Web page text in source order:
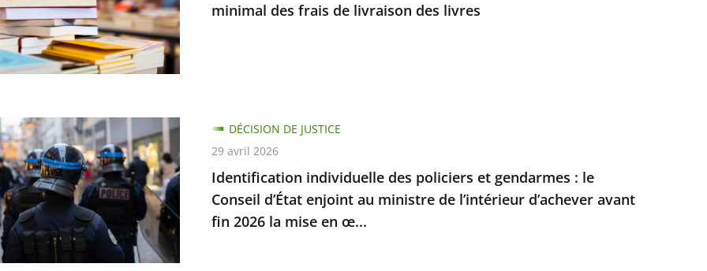
minimal des frais de livraison des livres
Identification individuelle des policiers et gendarmes : le
Conseil d’État enjoint au ministre de l’intérieur d’achever avant
fin 2026 la mise en œ...
DÉCISION DE JUSTICE
29 avril 2026